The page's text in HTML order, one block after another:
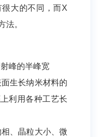
大的不同，而X
法。
峰的半峰宽
生长纳米材料的
利用各种工艺长
、晶粒大小、微